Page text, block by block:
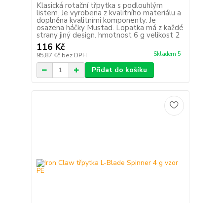
Klasická rotační třpytka s podlouhlým
listem. Je vyrobena z kvalitního materiálu a
doplněna kvalitními komponenty. Je
osazena háčky Mustad. Lopatka má z každé
strany jiný design. hmotnost 6 g velikost 2
116 Kč
95,87 Kč bez DPH Skladem 5
Přidat do košíku